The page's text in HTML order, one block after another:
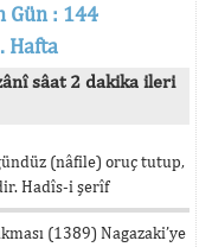
Gün : 144
Hafta
sâat 2 dakika ileri
(nâfile) oruç tutup,
Hadîs-i şerîf
(1389) Nagazaki’ye